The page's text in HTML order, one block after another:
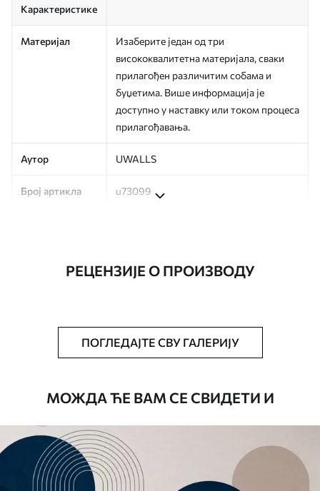
Карактеристике
Материјал
Изаберите један од три
висококвалитетна материјала, сваки
прилагођен различитим собама и
буџетима. Више информација је
доступно у наставку или током процеса
прилагођавања.
Аутор UWALLS
Број артикла u73099
Тапета се може нежно очистити меким
сунђером. Позадине са завршном
водом.
Доступни материјали
РЕЦЕНЗИЈЕ О ПРОИЗВОДУ
ПОГЛЕДАЈТЕ СВУ ГАЛЕРИЈУ
МОЖДА ЋЕ ВАМ СЕ СВИДЕТИ И